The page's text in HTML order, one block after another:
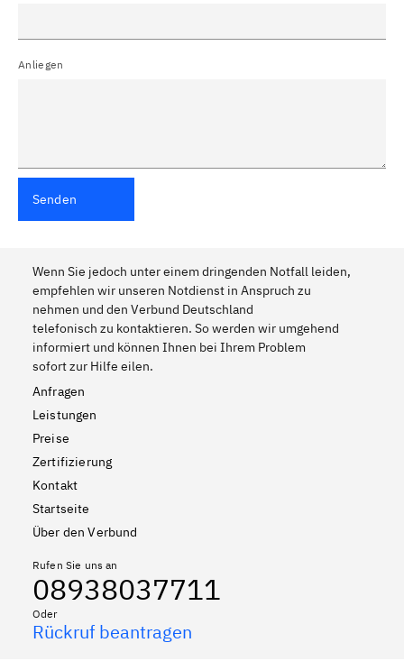
Anliegen
Senden
Wenn Sie jedoch unter einem dringenden Notfall leiden,
empfehlen wir unseren Notdienst in Anspruch zu
nehmen und den Verbund Deutschland
telefonisch zu kontaktieren. So werden wir umgehend
informiert und können Ihnen bei Ihrem Problem
sofort zur Hilfe eilen.
Anfragen
Leistungen
Preise
Zertifizierung
Kontakt
Startseite
Über den Verbund
Rufen Sie uns an
08938037711
Oder
Rückruf beantragen